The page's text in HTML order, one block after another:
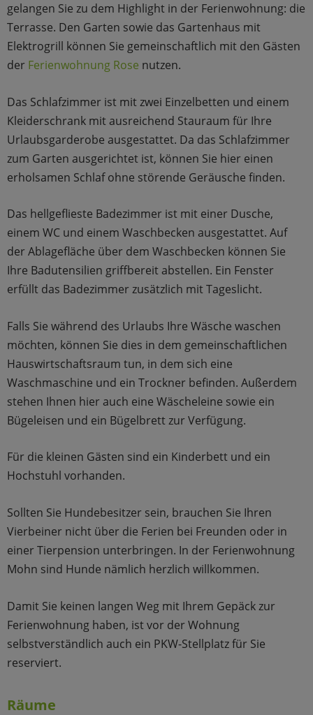
gelangen Sie zu dem Highlight in der Ferienwohnung: die
Terrasse. Den Garten sowie das Gartenhaus mit
Elektrogrill können Sie gemeinschaftlich mit den Gästen
der Ferienwohnung Rose nutzen.
Das Schlafzimmer ist mit zwei Einzelbetten und einem
Kleiderschrank mit ausreichend Stauraum für Ihre
Urlaubsgarderobe ausgestattet. Da das Schlafzimmer
zum Garten ausgerichtet ist, können Sie hier einen
erholsamen Schlaf ohne störende Geräusche finden.
Das hellgeflieste Badezimmer ist mit einer Dusche,
einem WC und einem Waschbecken ausgestattet. Auf
der Ablagefläche über dem Waschbecken können Sie
Ihre Badutensilien griffbereit abstellen. Ein Fenster
erfüllt das Badezimmer zusätzlich mit Tageslicht.
Falls Sie während des Urlaubs Ihre Wäsche waschen
möchten, können Sie dies in dem gemeinschaftlichen
Hauswirtschaftsraum tun, in dem sich eine
Waschmaschine und ein Trockner befinden. Außerdem
stehen Ihnen hier auch eine Wäscheleine sowie ein
Bügeleisen und ein Bügelbrett zur Verfügung.
Für die kleinen Gästen sind ein Kinderbett und ein
Hochstuhl vorhanden.
Sollten Sie Hundebesitzer sein, brauchen Sie Ihren
Vierbeiner nicht über die Ferien bei Freunden oder in
einer Tierpension unterbringen. In der Ferienwohnung
Mohn sind Hunde nämlich herzlich willkommen.
Damit Sie keinen langen Weg mit Ihrem Gepäck zur
Ferienwohnung haben, ist vor der Wohnung
selbstverständlich auch ein PKW-Stellplatz für Sie
reserviert.
Räume